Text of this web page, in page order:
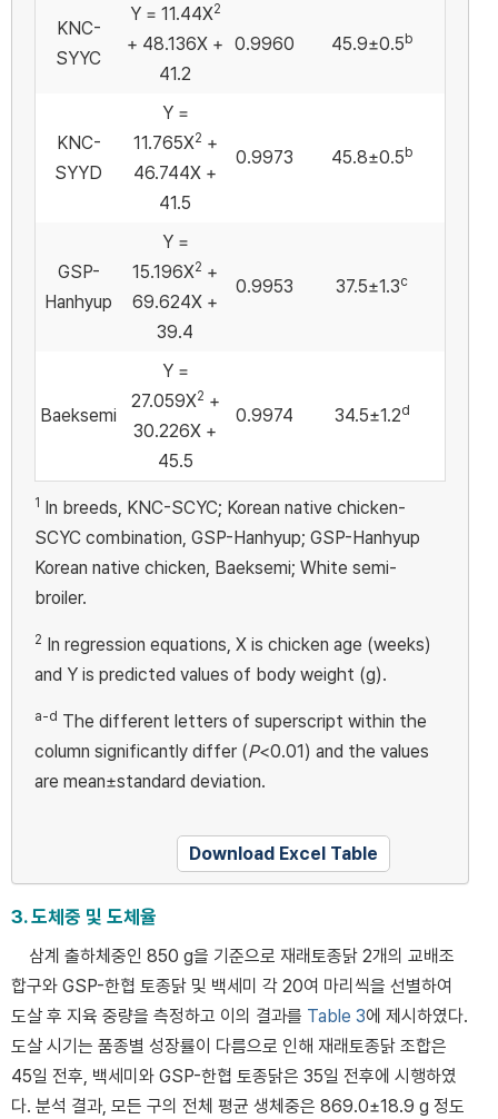
KNC-
SYYC
Y = 11.44X2
+ 48.136X +
41.2
0.9960 45.9±0.5 b
KNC-
SYYD
Y =
11.765X2 +
46.744X +
41.5
0.9973 45.8±0.5 b
GSP-
Hanhyup
Y =
15.196X2 +
69.624X +
39.4
0.9953 37.5±1.3c
Baeksemi
Y =
27.059X2 +
30.226X +
45.5
0.9974 34.5±1.2d
1 In breeds, KNC-SCYC; Korean native chicken-
SCYC combination, GSP-Hanhyup; GSP-Hanhyup
Korean native chicken, Baeksemi; White semi-
broiler.
2 In regression equations, X is chicken age (weeks)
and Y is predicted values of body weight (g).
a-d The different letters of superscript within the
column significantly differ (P<0.01) and the values
are mean±standard deviation.
Download Excel Table
3. 도체중 및 도체율
삼계 출하체중인 850 g을 기준으로 재래토종닭 2개의 교배조
합구와 GSP-한협 토종닭 및 백세미 각 20여 마리씩을 선별하여
도살 후 지육 중량을 측정하고 이의 결과를 Table 3에 제시하였다.
도살 시기는 품종별 성장률이 다름으로 인해 재래토종닭 조합은
45일 전후, 백세미와 GSP-한협 토종닭은 35일 전후에 시행하였
다. 분석 결과, 모든 구의 전체 평균 생체중은 869.0±18.9 g 정도